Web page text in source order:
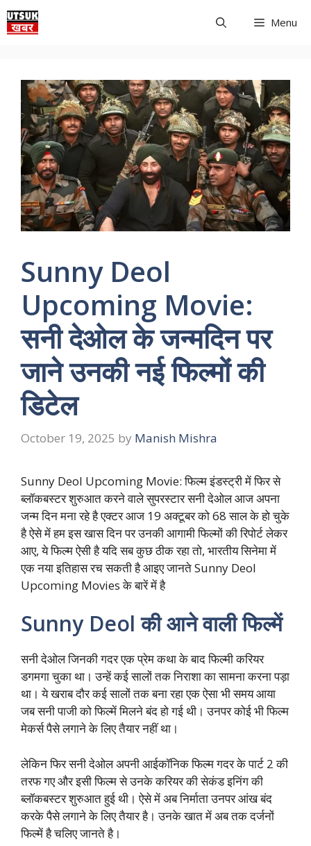
Skip
to
Menu
Sunny Deol
Upcoming Movie:
सनी देओल के जन्मदिन पर
जाने उनकी नई फिल्मों की
डिटेल
October 19, 2025 by Manish Mishra
Sunny Deol Upcoming Movie: फिल्म इंडस्ट्री में फिर से
ब्लॉकबस्टर शुरुआत करने वाले सुपरस्टार सनी देओल आज अपना
जन्म दिन मना रहे है एक्टर आज 19 अक्टूबर को 68 साल के हो चुके
है ऐसे में हम इस खास दिन पर उनकी आगामी फिल्मों की रिपोर्ट लेकर
आए, ये फिल्म ऐसी है यदि सब कुछ ठीक रहा तो, भारतीय सिनेमा में
एक नया इतिहास रच सकती है आइए जानते Sunny Deol
Upcoming Movies के बारें में है
Sunny Deol की आने वाली फिल्में
सनी देओल जिनकी गदर एक प्रेम कथा के बाद फिल्मी करियर
डगमगा चुका था। उन्हें कई सालों तक निराशा का सामना करना पड़ा
था। ये खराब दौर कई सालों तक बना रहा एक ऐसा भी समय आया
जब सनी पाजी को फिल्में मिलने बंद हो गई थी। उनपर कोई भी फिल्म
मेकर्स पैसे लगाने के लिए तैयार नहीं था।
लेकिन फिर सनी देओल अपनी आईकॉनिक फिल्म गदर के पार्ट 2 की
तरफ गए और इसी फिल्म से उनके करियर की सेकंड इनिंग की
ब्लॉकबस्टर शुरुआत हुई थी। ऐसे में अब निर्माता उनपर आंख बंद
करके पैसे लगाने के लिए तैयार है। उनके खात में अब तक दर्जनों
फिल्में है चलिए जानते है।